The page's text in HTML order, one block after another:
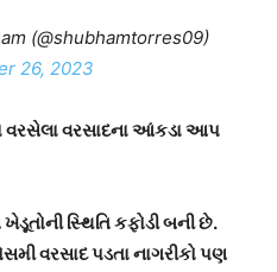
(@shubhamtorres09)
26, 2023
વરસેલા વરસાદના આંકડા આપ
સ્થિતિ કફોડી બની છે.
વરસાદ પડતા નાગરીકો પણ